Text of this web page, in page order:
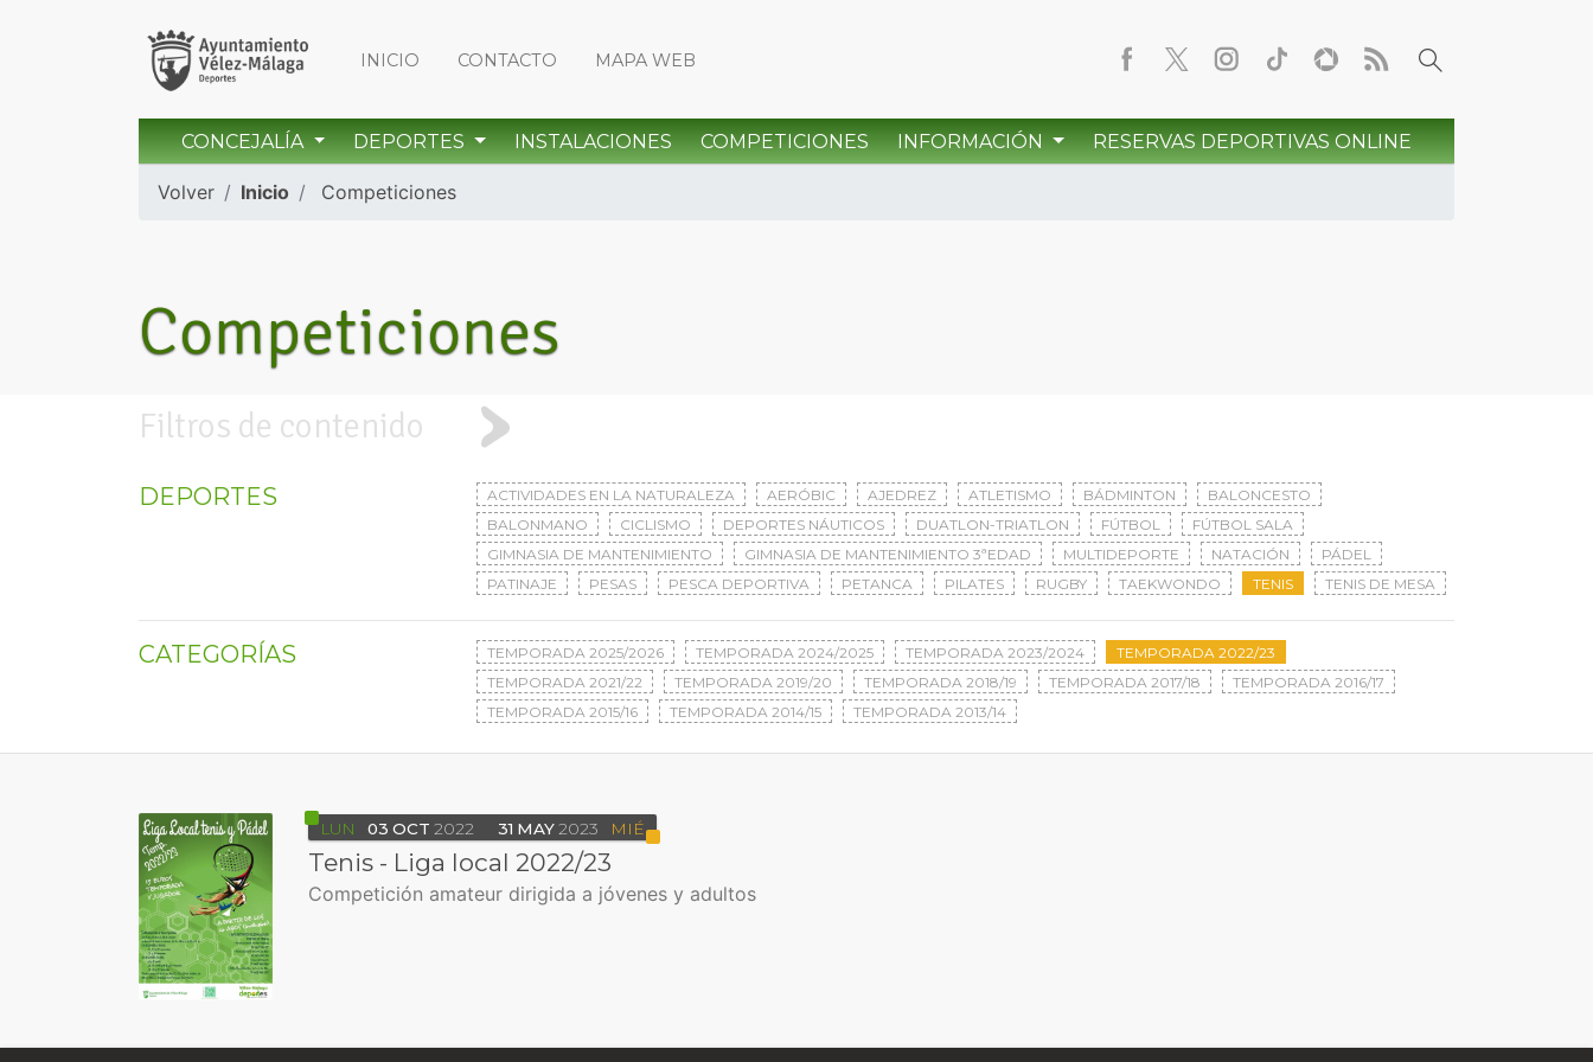
INICIO CONTACTO MAPA WEB
CONCEJALÍA DEPORTES INSTALACIONES COMPETICIONES INFORMACIÓN RESERVAS DEPORTIVAS ONLINE
Volver Inicio Competiciones
Competiciones
Filtros de contenido
DEPORTES ACTIVIDADES EN LA NATURALEZA AERÓBIC AJEDREZ ATLETISMO BÁDMINTON
BALONCESTO
BALONMANO
CICLISMO DEPORTES NÁUTICOS DUATLON-TRIATLON FÚTBOL
FÚTBOL SALA
GIMNASIA DE MANTENIMIENTO
GIMNASIA DE MANTENIMIENTO 3ªEDAD MULTIDEPORTE NATACIÓN
PÁDEL
PATINAJE
PESAS PESCA DEPORTIVA PETANCA PILATES RUGBY TAEKWONDO TENIS TENIS DE MESA
CATEGORÍAS TEMPORADA 2025/2026 TEMPORADA 2024/2025 TEMPORADA 2023/2024
TEMPORADA 2022/23
TEMPORADA 2021/22
TEMPORADA 2019/20 TEMPORADA 2018/19 TEMPORADA 2017/18
TEMPORADA 2016/17
TEMPORADA 2015/16
TEMPORADA 2014/15 TEMPORADA 2013/14
LUN 03 OCT 2022 31 MAY 2023 MIÉ
Tenis - Liga local 2022/23
Competición amateur dirigida a jóvenes y adultos